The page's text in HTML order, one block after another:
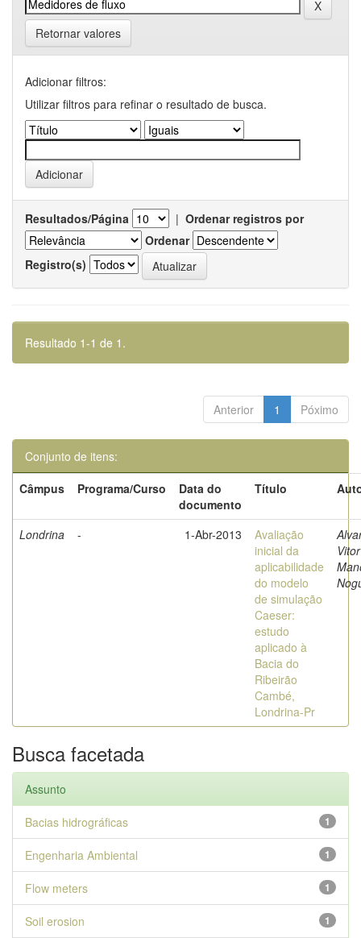
Retornar valores
Adicionar filtros:
Utilizar filtros para refinar o resultado de busca.
Resultados/Página | Ordenar registros por
Ordenar
Registro(s)
Resultado 1-1 de 1.
Anterior 1 Póximo
Conjunto de itens:
Câmpus
Programa/Curso
Data do
documento
Título
Londrina - 1-Abr-2013
Avaliação
inicial da
aplicabilidade
do modelo
de simulação
Caeser:
estudo
aplicado à
Bacia do
Ribeirão
Cambé,
Londrina-Pr
Vitor
Busca facetada
Assunto
1
Bacias hidrográficas
1
Engenharia Ambiental
1
Flow meters
1
Soil erosion